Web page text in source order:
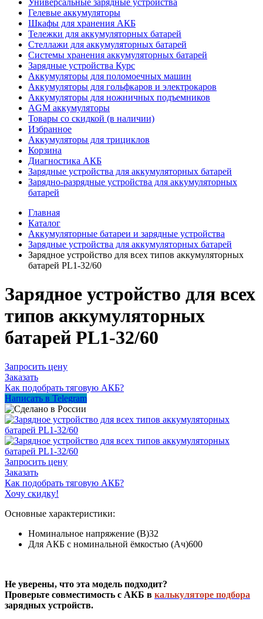
Универсальные зарядные устройства
Гелевые аккумуляторы
Шкафы для хранения АКБ
Тележки для аккумуляторных батарей
Стеллажи для аккумуляторных батарей
Системы хранения аккумуляторных батарей
Зарядные устройства Курс
Аккумуляторы для поломоечных машин
Аккумуляторы для гольфкаров и электрокаров
Аккумуляторы для ножничных подъемников
AGM аккумуляторы
Товары со скидкой (в наличии)
Избранное
Аккумуляторы для трициклов
Корзина
Диагностика АКБ
Зарядные устройства для аккумуляторных батарей
Зарядно-разрядные устройства для аккумуляторных
батарей
Главная
Каталог
Аккумуляторные батареи и зарядные устройства
Зарядные устройства для аккумуляторных батарей
Зарядное устройство для всех типов аккумуляторных
батарей PL1-32/60
Зарядное устройство для всех
типов аккумуляторных
батарей PL1-32/60
Запросить цену
Заказать
Как подобрать тяговую АКБ?
Написать в Telegram
Запросить цену
Заказать
Как подобрать тяговую АКБ?
Хочу скидку!
Основные характеристики:
Номинальное напряжение (В)32
Для АКБ с номинальной ёмкостью (Ач)600
Не уверены, что эта модель подходит?
Проверьте совместимость с АКБ в калькуляторе подбора
зарядных устройств.